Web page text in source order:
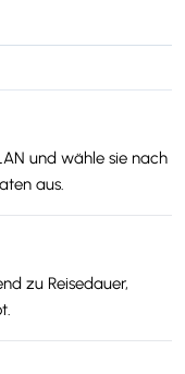
und wähle sie nach
aus.
zu Reisedauer,